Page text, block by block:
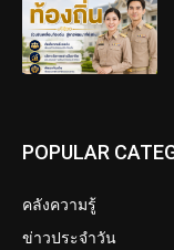
POPULAR
คลังความรู้
ข่าวประจำวัน